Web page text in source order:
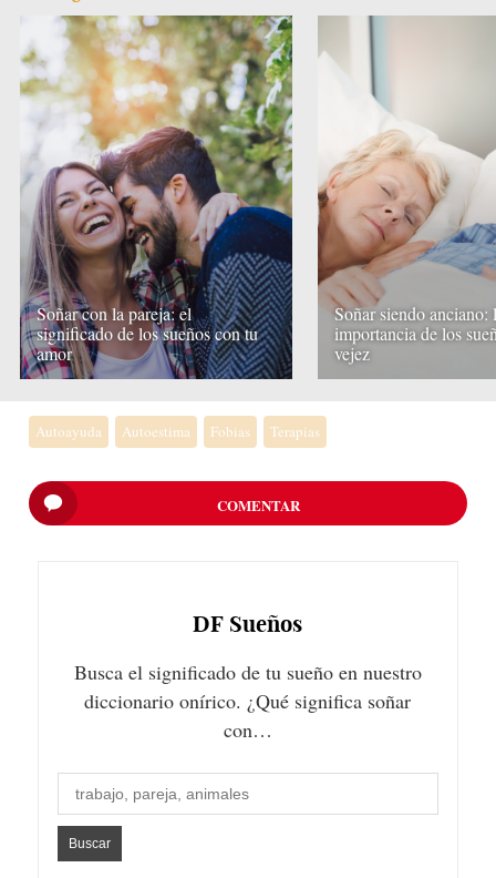
Soñar con la pareja: el
significado de los sueños con tu
amor
Soñar siendo anciano:
importancia de los
vejez
Autoayuda Autoestima Fobias Terapias
COMENTAR
DF Sueños
Busca el significado de tu sueño en nuestro
diccionario onírico. ¿Qué significa soñar
con…